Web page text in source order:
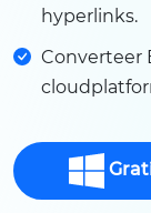
hyperlinks.
Converteer